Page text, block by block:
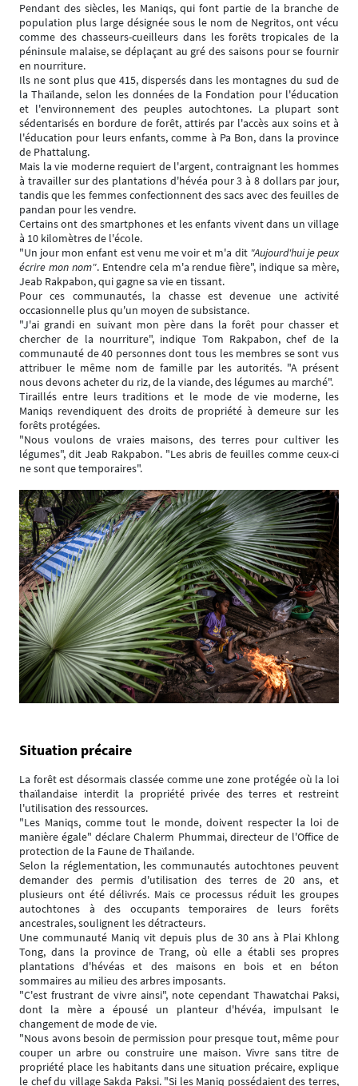
Pendant des siècles, les Maniqs, qui font partie de la branche de
population plus large désignée sous le nom de Negritos, ont vécu
comme des chasseurs-cueilleurs dans les forêts tropicales de la
péninsule malaise, se déplaçant au gré des saisons pour se fournir
en nourriture.
Ils ne sont plus que 415, dispersés dans les montagnes du sud de
la Thaïlande, selon les données de la Fondation pour l'éducation
et l'environnement des peuples autochtones. La plupart sont
sédentarisés en bordure de forêt, attirés par l'accès aux soins et à
l'éducation pour leurs enfants, comme à Pa Bon, dans la province
de Phattalung.
Mais la vie moderne requiert de l'argent, contraignant les hommes
à travailler sur des plantations d'hévéa pour 3 à 8 dollars par jour,
tandis que les femmes confectionnent des sacs avec des feuilles de
pandan pour les vendre.
Certains ont des smartphones et les enfants vivent dans un village
à 10 kilomètres de l'école.
"Un jour mon enfant est venu me voir et m'a dit "Aujourd'hui je peux
écrire mon nom". Entendre cela m'a rendue fière", indique sa mère,
Jeab Rakpabon, qui gagne sa vie en tissant.
Pour ces communautés, la chasse est devenue une activité
occasionnelle plus qu'un moyen de subsistance.
"J'ai grandi en suivant mon père dans la forêt pour chasser et
chercher de la nourriture", indique Tom Rakpabon, chef de la
communauté de 40 personnes dont tous les membres se sont vus
attribuer le même nom de famille par les autorités. "A présent
nous devons acheter du riz, de la viande, des légumes au marché".
Tiraillés entre leurs traditions et le mode de vie moderne, les
Maniqs revendiquent des droits de propriété à demeure sur les
forêts protégées.
"Nous voulons de vraies maisons, des terres pour cultiver les
légumes", dit Jeab Rakpabon. "Les abris de feuilles comme ceux-ci
ne sont que temporaires".
Situation précaire
La forêt est désormais classée comme une zone protégée où la loi
thaïlandaise interdit la propriété privée des terres et restreint
l'utilisation des ressources.
"Les Maniqs, comme tout le monde, doivent respecter la loi de
manière égale" déclare Chalerm Phummai, directeur de l'Office de
protection de la Faune de Thaïlande.
Selon la réglementation, les communautés autochtones peuvent
demander des permis d'utilisation des terres de 20 ans, et
plusieurs ont été délivrés. Mais ce processus réduit les groupes
autochtones à des occupants temporaires de leurs forêts
ancestrales, soulignent les détracteurs.
Une communauté Maniq vit depuis plus de 30 ans à Plai Khlong
Tong, dans la province de Trang, où elle a établi ses propres
plantations d'hévéas et des maisons en bois et en béton
sommaires au milieu des arbres imposants.
"C'est frustrant de vivre ainsi", note cependant Thawatchai Paksi,
dont la mère a épousé un planteur d'hévéa, impulsant le
changement de mode de vie.
"Nous avons besoin de permission pour presque tout, même pour
couper un arbre ou construire une maison. Vivre sans titre de
propriété place les habitants dans une situation précaire, explique
le chef du village Sakda Paksi. "Si les Maniq possédaient des terres,